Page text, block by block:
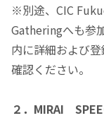
※別途、CIC
Gatheringへも参
内に詳細および
確認ください。
２．MIRAI